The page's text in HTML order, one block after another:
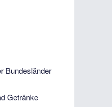
Bundesländer
Getränke